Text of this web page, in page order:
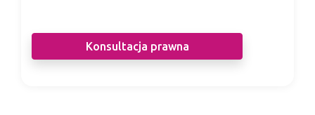
Konsultacja prawna